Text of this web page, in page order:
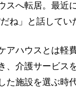
スへ転居。最近
だね」と話してい
アハウスとは軽
、介護サービス
た施設を選ぶ時